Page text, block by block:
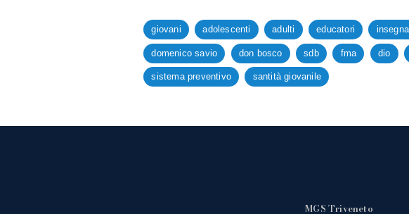
giovani adolescenti adulti educatori
domenico savio don bosco sdb fma dio
sistema preventivo santità giovanile
MGS Triveneto